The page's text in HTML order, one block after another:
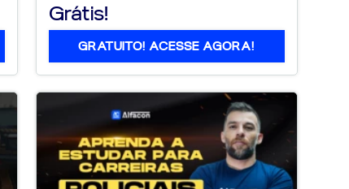
Grátis!
GRATUITO! ACESSE AGORA!